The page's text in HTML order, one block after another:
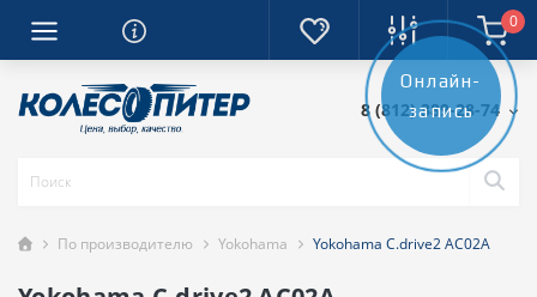
0
8 (812) 389-28-74
По производителю Yokohama Yokohama C.drive2 AC02A
Онлайн-
запись